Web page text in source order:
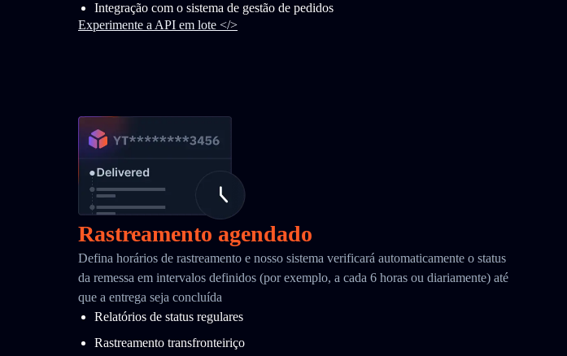
Integração com o sistema de gestão de pedidos
Experimente a API em lote </>
Rastreamento agendado
Defina horários de rastreamento e nosso sistema verificará automaticamente o status
da remessa em intervalos definidos (por exemplo, a cada 6 horas ou diariamente) até
que a entrega seja concluída
Relatórios de status regulares
Rastreamento transfronteiriço